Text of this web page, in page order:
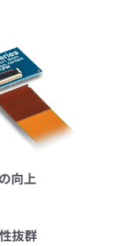
向上
抜群